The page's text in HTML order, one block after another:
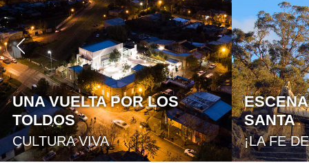
ESCENAS DE SEMANA
SANTA
¡LA FE DE LOS PUEBLOS!